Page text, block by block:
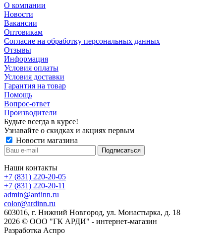
О компании
Новости
Вакансии
Оптовикам
Cогласие на обработку персональных данных
Отзывы
Информация
Условия оплаты
Условия доставки
Гарантия на товар
Помощь
Вопрос-ответ
Производители
Будьте всегда в курсе!
Узнавайте о скидках и акциях первым
Новости магазина
Наши контакты
+7 (831) 220-20-05
+7 (831) 220-20-11
admin@ardinn.ru
color@ardinn.ru
603016, г. Нижний Новгород, ул. Монастырка, д. 18
2026 © ООО "ГК АРДИ" - интернет-магазин
Разработка Аспро